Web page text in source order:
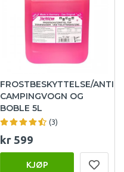
FROSTBESKYTTELSE/
CAMPINGVOGN OG
BOBLE 5L
(3)
kr 599
KJØP